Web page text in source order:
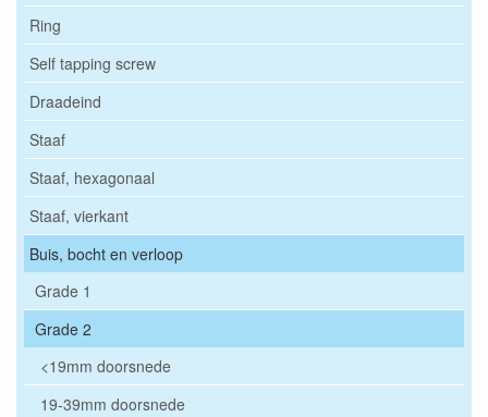
Ring
Self tapping screw
Draadeind
Staaf
Staaf, hexagonaal
Staaf, vierkant
Buis, bocht en verloop
Grade 1
Grade 2
<19mm doorsnede
19-39mm doorsnede